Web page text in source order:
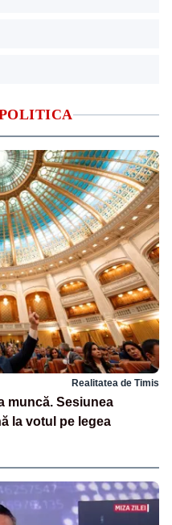
Realitatea de Timis
muncă. Sesiunea
la votul pe legea